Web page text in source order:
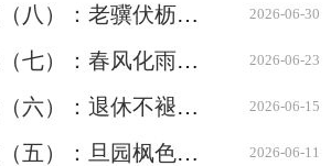
2026-06-30
“旦园枫红”征文（八）：老骥伏枥志千里，急难险重负在身
2026-06-23
“旦园枫红”征文（七）：春风化雨映初心 医者仁心育新人
2026-06-15
“旦园枫红”征文（六）：退休不褪色，呵护下一代
2026-06-11
“旦园枫红”征文（五）：旦园枫色正浓 岁月师心常青